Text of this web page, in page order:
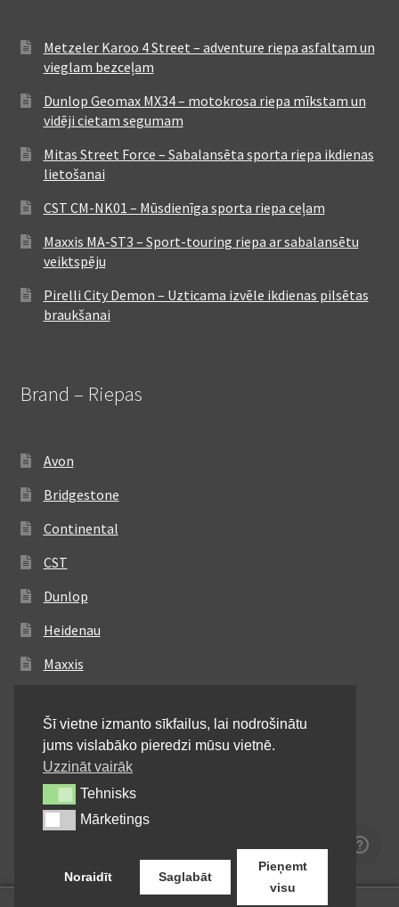
Metzeler Karoo 4 Street – adventure riepa asfaltam un
vieglam bezceļam
Dunlop Geomax MX34 – motokrosa riepa mīkstam un
vidēji cietam segumam
Mitas Street Force – Sabalansēta sporta riepa ikdienas
lietošanai
CST CM-NK01 – Mūsdienīga sporta riepa ceļam
Maxxis MA-ST3 – Sport-touring riepa ar sabalansētu
veiktspēju
Pirelli City Demon – Uzticama izvēle ikdienas pilsētas
braukšanai
Brand – Riepas
Avon
Bridgestone
Continental
CST
Dunlop
Heidenau
Maxxis
Michelin
Mitas
Pirelli
Shinko
Šī vietne izmanto sīkfailus, lai nodrošinātu
jums vislabāko pieredzi mūsu vietnē.
Uzzināt vairāk
TehnisksTehnisks
MārketingsMārketings
Noraidīt Saglabāt
Pieņemt
visu